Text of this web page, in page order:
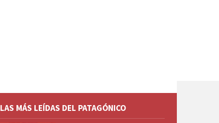
LAS MÁS LEÍDAS DEL PATAGÓNICO